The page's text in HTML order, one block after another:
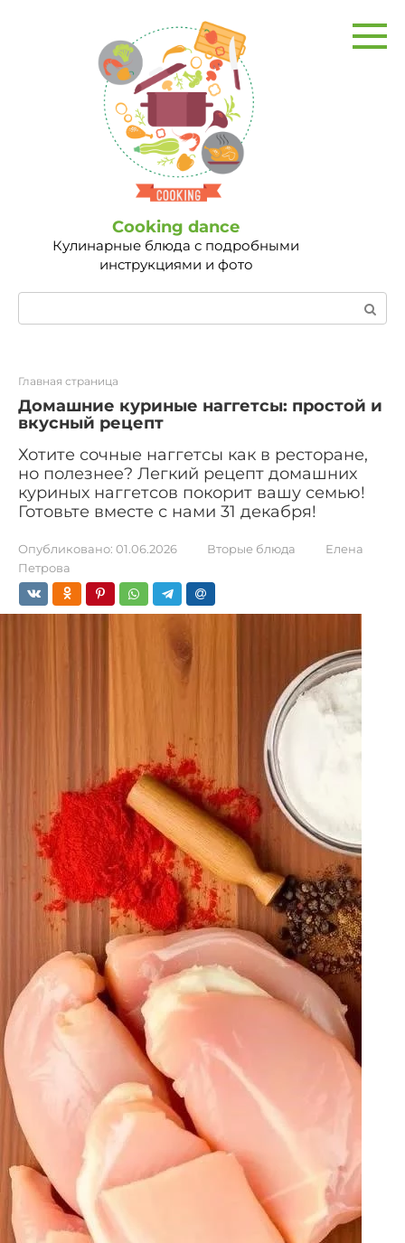
Сooking dance
Кулинарные блюда с подробными
инструкциями и фото
Поиск:
Главная страница
Домашние куриные наггетсы: простой и
вкусный рецепт
Хотите сочные наггетсы как в ресторане,
но полезнее? Легкий рецепт домашних
куриных наггетсов покорит вашу семью!
Готовьте вместе с нами 31 декабря!
Опубликовано: 01.06.2026 Вторые блюда
Елена
Петрова